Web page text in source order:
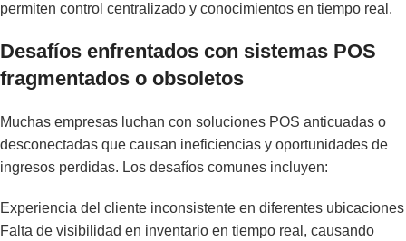
permiten control centralizado y conocimientos en tiempo real.
Desafíos enfrentados con sistemas POS
fragmentados o obsoletos
Muchas empresas luchan con soluciones POS anticuadas o
desconectadas que causan ineficiencias y oportunidades de
ingresos perdidas. Los desafíos comunes incluyen:
Experiencia del cliente inconsistente en diferentes ubicaciones
Falta de visibilidad en inventario en tiempo real, causando